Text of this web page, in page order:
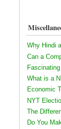
Why Hindi
Can a
What is a
Economic
NYT
The
Do You